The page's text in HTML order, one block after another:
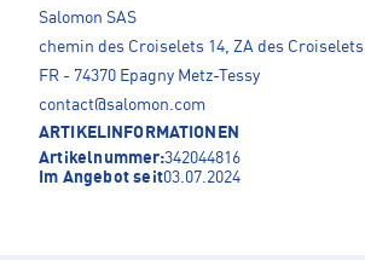
Salomon SAS
chemin des Croiselets 14, ZA des Croiselets
FR - 74370 Epagny Metz-Tessy
contact@salomon.com
ARTIKELINFORMATIONEN
Artikelnummer:342044816
Im Angebot seit03.07.2024